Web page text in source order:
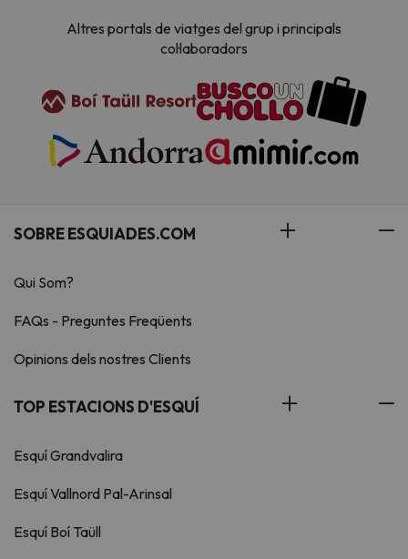
Altres portals de viatges del grup i principals
col·laboradors
SOBRE ESQUIADES.COM
Qui Som?
FAQs - Preguntes Freqüents
Opinions dels nostres Clients
TOP ESTACIONS D'ESQUÍ
Esquí Grandvalira
Esquí Vallnord Pal-Arinsal
Esquí Boí Taüll